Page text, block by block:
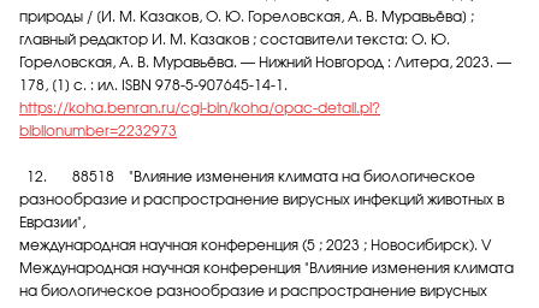
природы / [И. М. Казаков, О. Ю. Гореловская, А. В. Муравьёва] ;
главный редактор И. М. Казаков ; составители текста: О. Ю.
Гореловская, А. В. Муравьёва. — Нижний Новгород : Литера, 2023. —
178, [1] с. : ил. ISBN 978-5-907645-14-1.
https://koha.benran.ru/cgi-bin/koha/opac-detail.pl?
biblionumber=2232973
12. 88518 "Влияние изменения климата на биологическое
разнообразие и распространение вирусных инфекций животных в
Евразии",
международная научная конференция (5 ; 2023 ; Новосибирск). V
Международная научная конференция "Влияние изменения климата
на биологическое разнообразие и распространение вирусных